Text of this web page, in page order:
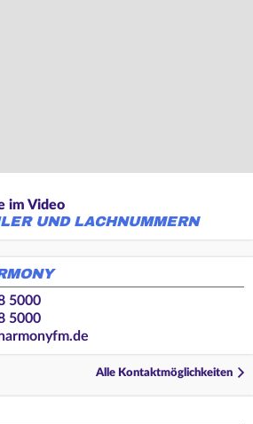
im Video
UND LACHNUMMERN
5000
5000
Alle Kontaktmöglichkeiten